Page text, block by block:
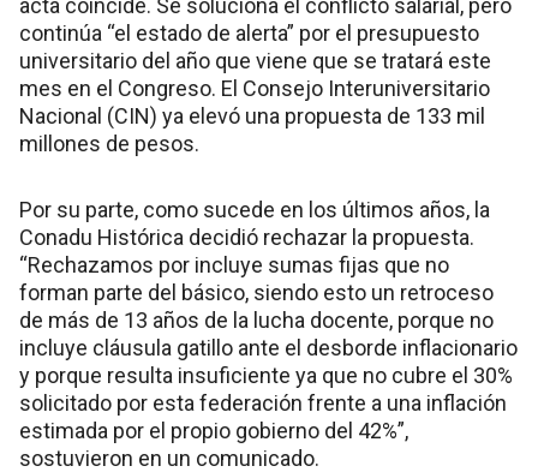
acta coincide. Se soluciona el conflicto salarial, pero
continúa “el estado de alerta” por el presupuesto
universitario del año que viene que se tratará este
mes en el Congreso. El Consejo Interuniversitario
Nacional (CIN) ya elevó una propuesta de 133 mil
millones de pesos.
Por su parte, como sucede en los últimos años, la
Conadu Histórica decidió rechazar la propuesta.
“Rechazamos por incluye sumas fijas que no
forman parte del básico, siendo esto un retroceso
de más de 13 años de la lucha docente, porque no
incluye cláusula gatillo ante el desborde inflacionario
y porque resulta insuficiente ya que no cubre el 30%
solicitado por esta federación frente a una inflación
estimada por el propio gobierno del 42%”,
sostuvieron en un comunicado.